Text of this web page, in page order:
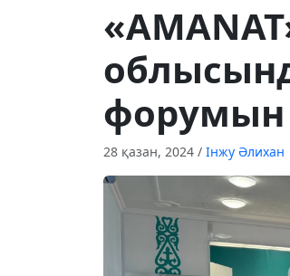
28 қазан, 2024 / Інжу Әлихан